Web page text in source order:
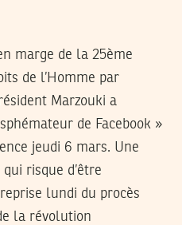
marge de la 25ème
de l’Homme par
Marzouki a
de Facebook »
jeudi 6 mars. Une
risque d’être
lundi du procès
la révolution